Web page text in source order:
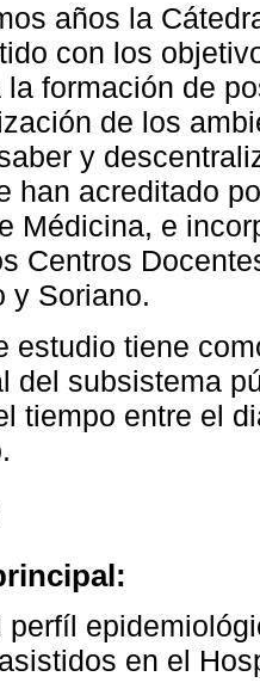
años la
con los
la formación de
de los
y
han acreditado
Médicina, e
Centros
y Soriano.
estudio tiene
del subsistema
tiempo entre el
perfíl
en el